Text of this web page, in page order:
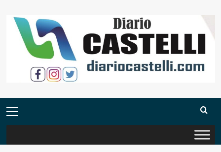
contenido
Menú